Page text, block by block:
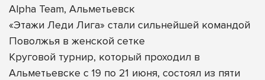
Alpha Team, Альметьевск
«Этажи Леди Лига» стали сильнейшей командой
Поволжья в женской сетке
Круговой турнир, который проходил в
Альметьевске с 19 по 21 июня, состоял из пяти